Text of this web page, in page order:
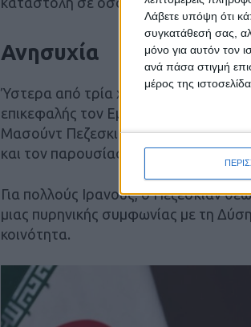
Λάβετε υπόψη ότι
συγκατάθεσή σας,
μόνο για αυτόν τον
ανά πάσα στιγμή
μέρος της
Ανησυχία
Ύστερα από τρία χρόνια
επικεφαλής τον Εμπραχίμ Ραϊσί, το
Μασούντ Πεζεσκιάν, ο οποίος είχε
και τον παρουσίασε ως μέσο
Για πολλούς Ιρανούς, ο Πεζεσκιάν
μιας πυρηνικής συμφωνίας με τη
κοινότητα.